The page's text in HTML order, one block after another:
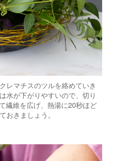
レマチスのツルを絡めていき
水が下がりやすいので、切り
繊維を広げ、熱湯に20秒ほど
おきましょう。